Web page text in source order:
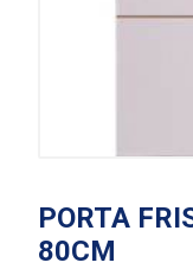
PORTA
80CM